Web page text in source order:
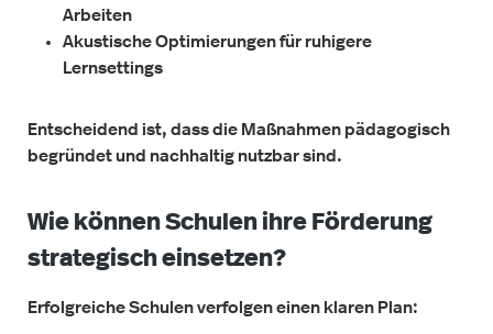
Arbeiten
Akustische Optimierungen für ruhigere
Lernsettings
Entscheidend ist, dass die Maßnahmen pädagogisch
begründet und nachhaltig nutzbar sind.
Wie können Schulen ihre Förderung
strategisch einsetzen?
Erfolgreiche Schulen verfolgen einen klaren Plan: